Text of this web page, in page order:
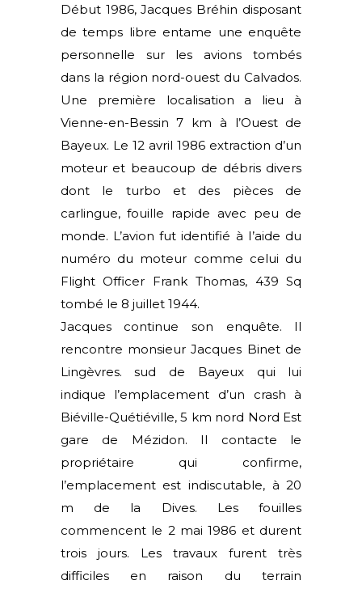
Début 1986, Jacques Bréhin disposant
de temps libre entame une enquête
personnelle sur les avions tombés
dans la région nord-ouest du Calvados.
Une première localisation a lieu à
Vienne-en-Bessin 7 km à l’Ouest de
Bayeux. Le 12 avril 1986 extraction d’un
moteur et beaucoup de débris divers
dont le turbo et des pièces de
carlingue, fouille rapide avec peu de
monde. L’avion fut identifié à I’aide du
numéro du moteur comme celui du
Flight Officer Frank Thomas, 439 Sq
tombé le 8 juillet 1944.
Jacques continue son enquête. Il
rencontre monsieur Jacques Binet de
Lingèvres. sud de Bayeux qui lui
indique l’emplacement d’un crash à
Biéville-Quétiéville, 5 km nord Nord Est
gare de Mézidon. Il contacte le
propriétaire qui confirme,
l’emplacement est indiscutable, à 20
m de la Dives. Les fouilles
commencent le 2 mai 1986 et durent
trois jours. Les travaux furent très
difficiles en raison du terrain